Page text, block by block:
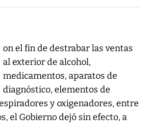
on el fin de destrabar las ventas
al exterior de alcohol,
medicamentos, aparatos de
diagnóstico, elementos de
y oxigenadores, entre
el Gobierno dejó sin efecto, a